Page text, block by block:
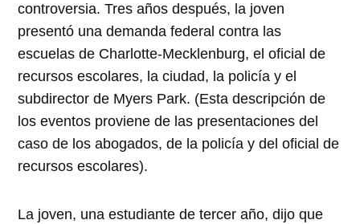
controversia. Tres años después, la joven
presentó una demanda federal contra las
escuelas de Charlotte-Mecklenburg, el oficial de
recursos escolares, la ciudad, la policía y el
subdirector de Myers Park. (Esta descripción de
los eventos proviene de las presentaciones del
caso de los abogados, de la policía y del oficial de
recursos escolares).
La joven, una estudiante de tercer año, dijo que